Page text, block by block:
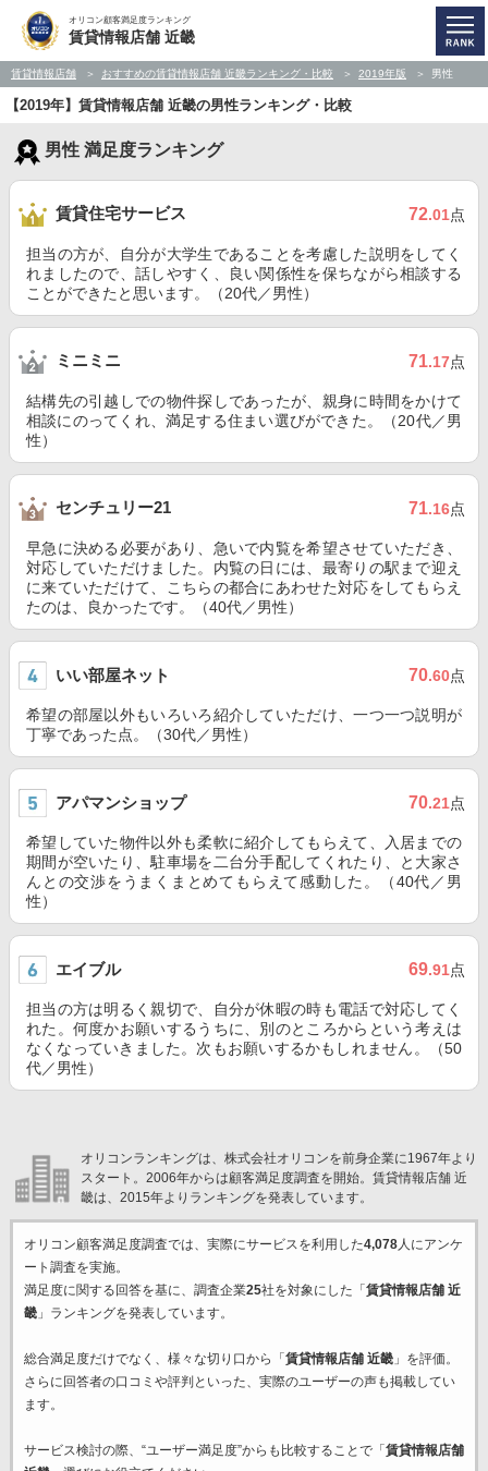
オリコン顧客満足度ランキング
賃貸情報店舗 近畿
賃貸情報店舗 おすすめの賃貸情報店舗 近畿ランキング・比較 2019年版 男性
【2019年】賃貸情報店舗 近畿の男性ランキング・比較
男性 満足度ランキング
賃貸住宅サービス 72.01点
担当の方が、自分が大学生であることを考慮した説明をしてく
れましたので、話しやすく、良い関係性を保ちながら相談する
ことができたと思います。（20代／男性）
ミニミニ 71.17点
結構先の引越しでの物件探しであったが、親身に時間をかけて
相談にのってくれ、満足する住まい選びができた。（20代／男
性）
センチュリー21 71.16点
早急に決める必要があり、急いで内覧を希望させていただき、
対応していただけました。内覧の日には、最寄りの駅まで迎え
に来ていただけて、こちらの都合にあわせた対応をしてもらえ
たのは、良かったです。（40代／男性）
いい部屋ネット 70.60点
希望の部屋以外もいろいろ紹介していただけ、一つ一つ説明が
丁寧であった点。（30代／男性）
アパマンショップ 70.21点
希望していた物件以外も柔軟に紹介してもらえて、入居までの
期間が空いたり、駐車場を二台分手配してくれたり、と大家さ
んとの交渉をうまくまとめてもらえて感動した。（40代／男
性）
エイブル 69.91点
担当の方は明るく親切で、自分が休暇の時も電話で対応してく
れた。何度かお願いするうちに、別のところからという考えは
なくなっていきました。次もお願いするかもしれません。（50
代／男性）
オリコンランキングは、株式会社オリコンを前身企業に1967年より
スタート。2006年からは顧客満足度調査を開始。賃貸情報店舗 近
畿は、2015年よりランキングを発表しています。
オリコン顧客満足度調査では、実際にサービスを利用した4,078人にアンケ
ート調査を実施。
満足度に関する回答を基に、調査企業25社を対象にした「 賃貸情報店舗 近
畿」ランキングを発表しています。
総合満足度だけでなく、様々な切り口から「 賃貸情報店舗 近畿」を評価。
さらに回答者の口コミや評判といった、実際のユーザーの声も掲載してい
ます。
サービス検討の際、“ユーザー満足度”からも比較することで「 賃貸情報店舗